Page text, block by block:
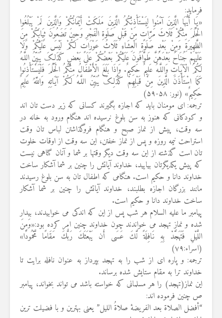
فرماید:
«یَا أَیُّهَا الَّذِینَ آمَنُوا لِیَسْتَأْذِنْکُمُ الَّذِینَ مَلَکَتْ أَیْمَانُکُمْ وَالَّذِینَ لَمْ یَبْلُغُوا
الْحُلُمَ مِنْکُمْ ثَلَاثَ مَرَّ‌اتٍ مِنْ قَبْلِ صَلَوةِ الْفَجْرِ‌ وَحِینَ تَضَعُونَ ثِیَابَکُمْ مِنَ
الظَّهِیرَ‌ةِ وَمِنْ بَعْدِ صَلَوةِ الْعِشَاءِ ثَلَاثُ عَوْرَ‌اتٍ لَکُمْ لَیْسَ عَلَیْکُمْ وَلَا
عَلَیْهِمْ جُنَاحٌ بَعْدَهُنَّ طَوَّافُونَ عَلَیْکُمْ بَعْضُکُمْ عَلَى بَعْضٍ کَذَلِکَ یُبَیِّنُ اللَّـهُ
لَکُمُ الْآیَاتِ وَاللَّـهُ عَلِیمٌ حَکِیمٌ. وَإِذَا بَلَغَ الْأَطْفَالُ مِنْکُمُ الْحُلُمَ فَلْیَسْتَأْذِنُوا
کَمَا اسْتَأْذَنَ الَّذِینَ مِنْ قَبْلِهِمْ کَذَلِکَ یُبَیِّنُ اللَّـهُ لَکُمْ آیَاتِهِ وَاللَّهُ عَلِیمٌ
حَکِیمٌ» (نور: ۵۸-۵۹)
ترجمه: ای مومنان باید که اجازه بگیرند کسانی که زیر دست تان اند
و کودکانی که هنوز به سن بلوغ نرسیده اند هنگام ورود به خانه در
سه وقت، پیش از نماز صبح و هنگام فروگذاشتن لباس تان وقت
استراحت نیمه روزه و پس از نماز خفتن، این سه وقت از اوقات خلوت
تان است گذشته از این سه وقت دیگر وقتها بر شما و آنان گناهی نیست
که پیش یکدیگرتان بیایید، خداوند آیاتش را چنین بر شما آشکار ساخت
خداوند دانا و حکیم است. هنگامی که اطفال تان به سن بلوغ رسیدند
مانند بزرگان اجازه بطلبند، خداوند آیاتش را چنین بر شما آشکار
ساخت خداوند دانا و حکیم است.
پیامبر ما علیه السلام هر شب پس از این که اندکی می خوابیدند، بیدار
شده و نماز تهجد می خواندند چون خداوند چنین امر کرده بود:«وَمِنَ
اللَّيْلِ فَتَهَجَّدْ بِهِ نَافِلَةً لَّكَ عَسَى أَن يَبْعَثَكَ رَبُّكَ مَقَامًا مَّحْمُودًا»
(اسراء:۷۹)
ترجمه: و پاره ای از شب را به تهجد بپرداز به عنوان نافله برایت تا
خداوند ترا به مقام ستایش شده برساند.
این نماز(تهجد) را هر مسلمانی که خواسته باشد می تواند بخواند، پیامبر
ص چنین فرموده اند:
“أفضل الصلاة بعد الفریضۀ صلاةُ اللیل” یعنی بهترین و با فضیلت ترین